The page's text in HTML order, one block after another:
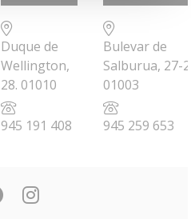
Duque de
Wellington,
28. 01010
945 191 408
Bulevar de
Salburua, 27-
01003
945 259 653